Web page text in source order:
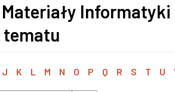
Informatyki
tematu
J K L M N O P Q R S T U